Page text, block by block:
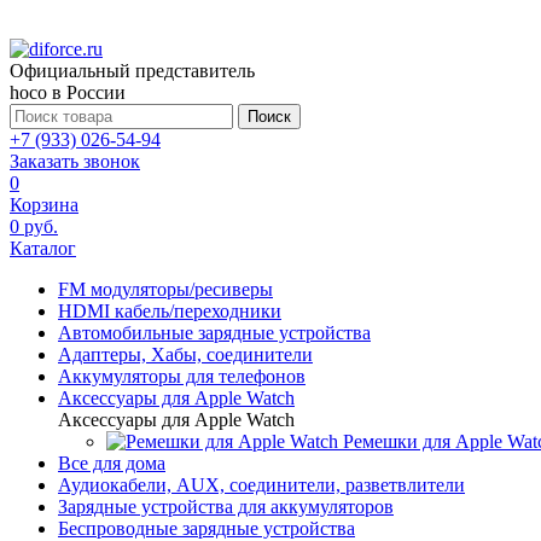
Официальный представитель
hoco в России
Поиск
+7 (933) 026-54-94
Заказать звонок
0
Корзина
0 руб.
Каталог
FM модуляторы/ресиверы
HDMI кабель/переходники
Автомобильные зарядные устройства
Адаптеры, Хабы, соединители
Аккумуляторы для телефонов
Аксессуары для Apple Watch
Аксессуары для Apple Watch
Ремешки для Apple
Все для дома
Аудиокабели, AUX, соединители, разветвлители
Зарядные устройства для аккумуляторов
Беспроводные зарядные устройства